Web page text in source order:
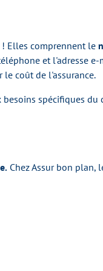
Elles comprennent le
et l'adresse
le coût de l'assurance.
spécifiques du
Chez Assur bon plan,